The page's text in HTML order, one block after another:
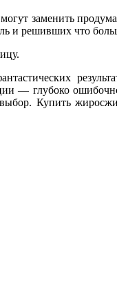
заменить
и решивших что
— глубоко
выбор. Купить